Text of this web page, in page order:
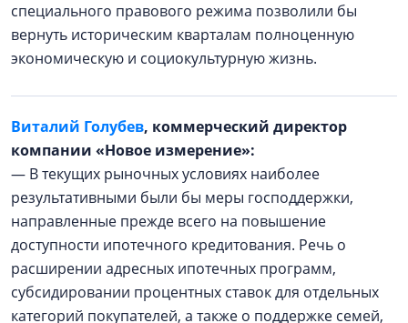
специального правового режима позволили бы
вернуть историческим кварталам полноценную
экономическую и социокультурную жизнь.
Виталий Голубев, коммерческий директор
компании «Новое измерение»:
— В текущих рыночных условиях наиболее
результативными были бы меры господдержки,
направленные прежде всего на повышение
доступности ипотечного кредитования. Речь о
расширении адресных ипотечных программ,
субсидировании процентных ставок для отдельных
категорий покупателей, а также о поддержке семей,